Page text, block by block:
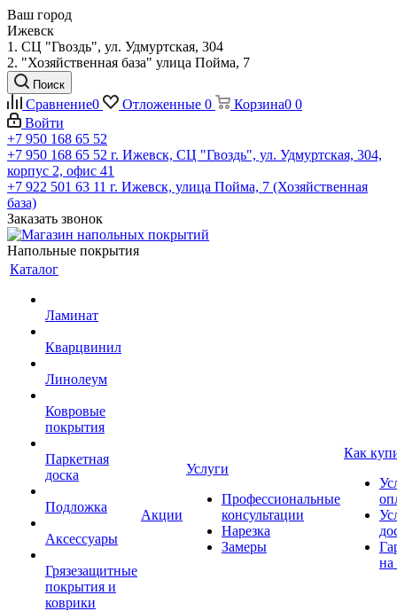
Ваш город
Ижевск
1. СЦ "Гвоздь", ул. Удмуртская, 304
2. "Хозяйственная база" улица Пойма, 7
Поиск
Сравнение0 Отложенные 0 Корзина0 0
Войти
+7 950 168 65 52
+7 950 168 65 52 г. Ижевск, СЦ "Гвоздь", ул. Удмуртская, 304,
корпус 2, офис 41
+7 922 501 63 11 г. Ижевск, улица Пойма, 7 (Хозяйственная
база)
Заказать звонок
Напольные покрытия
Каталог
Ламинат
Кварцвинил
Линолеум
Ковровые
покрытия
Паркетная
доска
Подложка
Аксессуары
Грязезащитные
покрытия и
коврики
Акции
Услуги
Профессиональные
консультации
Нарезка
Замеры
Как
на